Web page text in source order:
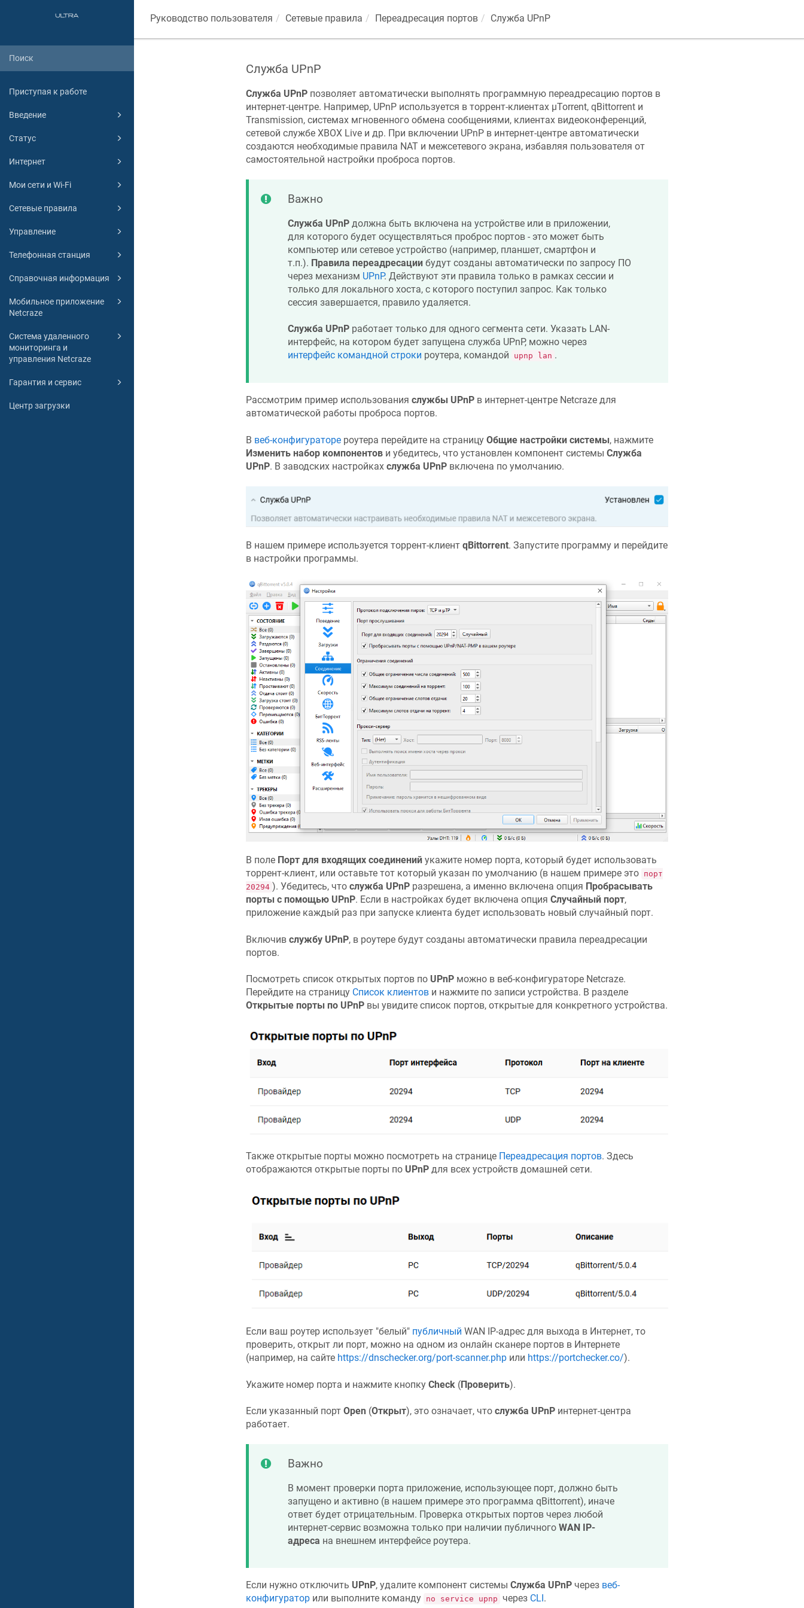
Приступая к работе
Введение
Статус
Интернет
Мои сети и Wi-Fi
Сетевые правила
Управление
Телефонная станция
Справочная информация
Мобильное приложение
Netcraze
Система удаленного
мониторинга и
управления Netcraze
Гарантия и сервис
Центр загрузки
Руководство пользователя Сетевые правила Переадресация портов Служба UPnP
Служба UPnP
Служба UPnPпозволяет автоматически выполнять программную переадресацию портов в
интернет-центре. Например, UPnP используется в торрент-клиентах μTorrent, qBittorrent и
Transmission, системах мгновенного обмена сообщениями, клиентах видеоконференций,
сетевой службе XBOX Live и др. При включении UPnP в интернет-центре автоматически
создаются необходимые правила NAT и межсетевого экрана, избавляя пользователя от
самостоятельной настройки проброса портов.
Важно
Служба UPnPдолжна быть включена на устройстве или в приложении,
для которого будет осуществляться проброс портов - это может быть
компьютер или сетевое устройство (например, планшет, смартфон и
т.п.). Правила переадресациибудут созданы автоматически по запросу ПО
через механизм UPnP. Действуют эти правила только в рамках сессии и
только для локального хоста, с которого поступил запрос. Как только
сессия завершается, правило удаляется.
Служба UPnPработает только для одного сегмента сети. Указать LAN-
интерфейс, на котором будет запущена служба UPnP, можно через
интерфейс командной строки роутера, командой upnp lan .
Рассмотрим пример использования службы UPnPв интернет-центре Netcrazeдля
автоматической работы проброса портов.
В веб-конфигураторероутера перейдите на страницу Общие настройки системы, нажмите
Изменить набор компонентови убедитесь, что установлен компонент системы Служба
UPnP. В заводских настройках служба UPnPвключена по умолчанию.
В нашем примере используется торрент-клиент qBittorrent. Запустите программу и перейдите
в настройки программы.
В поле Порт для входящих соединенийукажите номер порта, который будет использовать
торрент-клиент, или оставьте тот который указан по умолчанию (в нашем примере это порт
20294 ). Убедитесь, что служба UPnPразрешена, а именно включена опция Пробрасывать
порты с помощью UPnP. Если в настройках будет включена опция Случайный порт,
приложение каждый раз при запуске клиента будет использовать новый случайный порт.
Включив службу UPnP, в роутере будут созданы автоматически правила переадресации
портов.
Посмотреть список открытых портов по UPnPможно в веб-конфигураторе Netcraze.
Перейдите на страницу Список клиентови нажмите по записи устройства. В разделе
Открытые порты по UPnPвы увидите список портов, открытые для конкретного устройства.
Также открытые порты можно посмотреть на странице Переадресация портов. Здесь
отображаются открытые порты по UPnPдля всех устройств домашней сети.
Если ваш роутер использует "белый" публичный WAN IP-адрес для выхода в Интернет, то
проверить, открыт ли порт, можно на одном из онлайн сканере портов в Интернете
(например, на сайте https://dnschecker.org/port-scanner.phpили https://portchecker.co/).
Укажите номер порта и нажмите кнопку Check (Проверить).
Если указанный порт Open (Открыт), это означает, что служба UPnPинтернет-центра
работает.
Важно
В момент проверки порта приложение, использующее порт, должно быть
запущено и активно (в нашем примере это программа qBittorrent), иначе
ответ будет отрицательным. Проверка открытых портов через любой
интернет-сервис возможна только при наличии публичного WAN IP-
адреса на внешнем интерфейсе роутера.
Если нужно отключить UPnP, удалите компонент системы Служба UPnPчерез веб-
конфигураторили выполните команду no service upnp через CLI.